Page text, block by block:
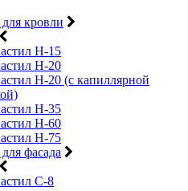
кровли
Н-15
Н-20
Н-20 (с капиллярной
Н-35
Н-60
Н-75
фасада
С-8